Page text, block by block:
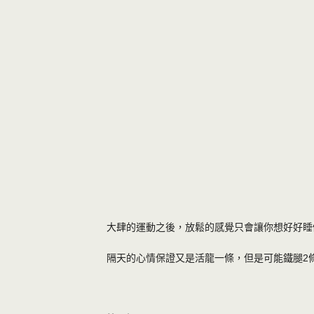
大肆的運動之後，放鬆的感覺只會讓你想好好睡
隔天的心情保證又是活龍一條，但是可能鐵腿2